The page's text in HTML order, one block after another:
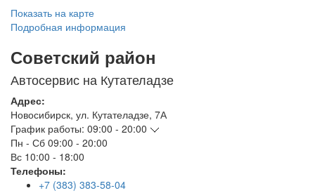
Показать на карте
Подробная информация
Советский район
Автосервис на Кутателадзе
Адрес:
Новосибирск, ул. Кутателадзе, 7А
График работы: 09:00 - 20:00
Пн - Сб 09:00 - 20:00
Вс 10:00 - 18:00
Телефоны:
+7 (383) 383-58-04